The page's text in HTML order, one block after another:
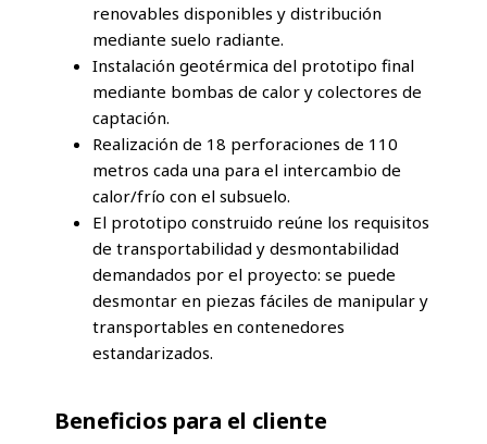
renovables disponibles y distribución
mediante suelo radiante.
Instalación geotérmica del prototipo final
mediante bombas de calor y colectores de
captación.
Realización de 18 perforaciones de 110
metros cada una para el intercambio de
calor/frío con el subsuelo.
El prototipo construido reúne los requisitos
de transportabilidad y desmontabilidad
demandados por el proyecto: se puede
desmontar en piezas fáciles de manipular y
transportables en contenedores
estandarizados.
Beneficios para el cliente